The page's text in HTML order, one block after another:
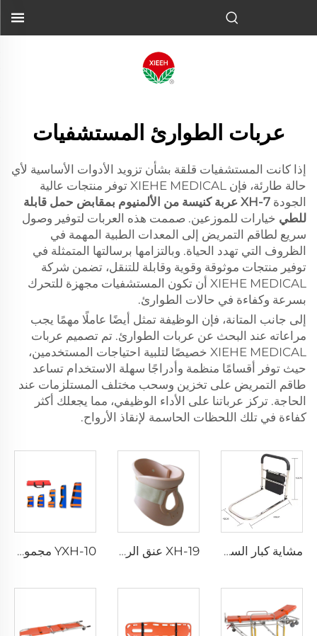
عربات الطوارئ المستشفيات
إذا كانت المستشفيات قلقة بشأن تزويد الأدوات الأساسية لأي
حالة طارئة، فإن XIEHE MEDICAL توفر منتجات عالية
الجودة
XH-7 عربة كنيسة من الألمنيوم بمقابض حمل قابلة
للطي خيارات للموزعين. صممت هذه العربات لتوفير وصول
سريع لطاقم التمريض إلى المعدات الطبية المهمة في
الظروف التي تهدد الحياة. وبالتزامها برسالتها المتمثلة في
توفير منتجات موثوقة وقوية وقابلة للتنقل، تضمن شركة
XIEHE MEDICAL أن تكون المستشفيات مجهزة للتحرك
بسرعة وكفاءة في حالات الطوارئ.
إلى جانب المتانة، فإن الوظيفة تمثل أيضًا عاملًا مهمًا يجب
مراعاته عند البحث عن عربات الطوارئ. تم تصميم عربات
XIEHE MEDICAL خصيصًا لتلبية احتياجات المستخدمين،
حيث توفر أقسامًا منظمة وأدراجًا سهلة الاستخدام تساعد
طاقم التمريض على تخزين وسحب مختلف المستلزمات عند
الحاجة. تركز عرباتنا على الأداء الوظيفي، مما يجعلك أكثر
كفاءة في تلك اللحظات الحاسمة لإنقاذ الأرواح.
مشاية كبار السن YXH-11A بعجلات من الألمنيوم XH-19 عنق الرحم YXH-10 مجموعة جبائر